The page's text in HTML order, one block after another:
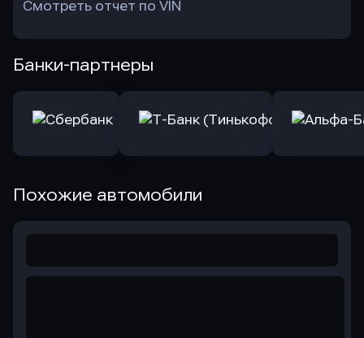
Смотреть отчет по VIN
Банки-партнеры
Похожие автомобили